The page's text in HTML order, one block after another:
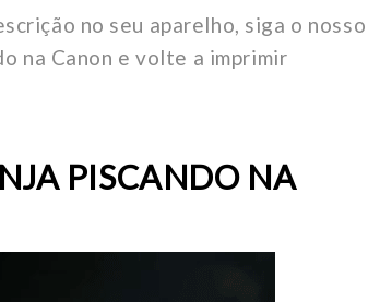
no seu aparelho, siga o nosso
na Canon e volte a imprimir
PISCANDO NA